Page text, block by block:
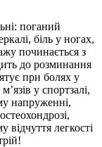
поганий
біль у ногах,
починається з
до розминання
при болях у
у спортзалі,
напруженні,
відчуття легкості